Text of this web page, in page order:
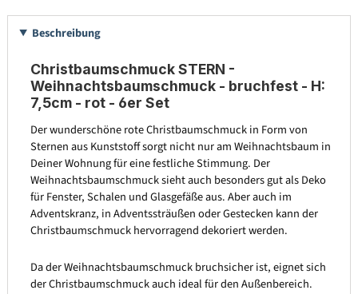
Beschreibung
Christbaumschmuck STERN -
Weihnachtsbaumschmuck - bruchfest - H:
7,5cm - rot - 6er Set
Der wunderschöne rote Christbaumschmuck in Form von
Sternen aus Kunststoff sorgt nicht nur am Weihnachtsbaum in
Deiner Wohnung für eine festliche Stimmung. Der
Weihnachtsbaumschmuck sieht auch besonders gut als Deko
für Fenster, Schalen und Glasgefäße aus. Aber auch im
Adventskranz, in Adventssträußen oder Gestecken kann der
Christbaumschmuck hervorragend dekoriert werden.
Da der Weihnachtsbaumschmuck bruchsicher ist, eignet sich
der Christbaumschmuck auch ideal für den Außenbereich.